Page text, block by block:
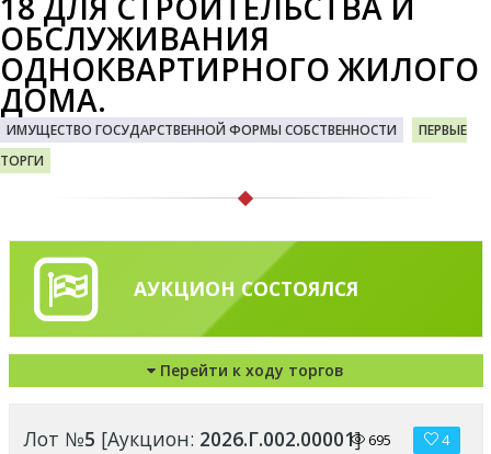
ОБСЛУЖИВАНИЯ
ОДНОКВАРТИРНОГО ЖИЛОГО
ДОМА.
ИМУЩЕСТВО ГОСУДАРСТВЕННОЙ ФОРМЫ СОБСТВЕННОСТИ
ПЕРВЫЕ
ТОРГИ
АУКЦИОН СОСТОЯЛСЯ
Перейти к ходу торгов
Лот №5 [Аукцион: 2026.Г.002.00001] 695 4